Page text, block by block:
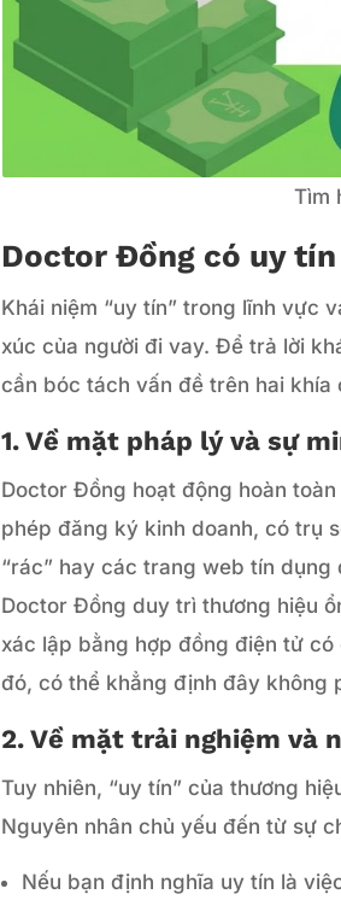
Tìm
Doctor Đồng có uy
Khái niệm “uy tín” trong lĩnh vực
xúc của người đi vay. Để trả lời
cần bóc tách vấn đề trên hai
1. Về mặt pháp lý và sự
Doctor Đồng hoạt động hoàn
phép đăng ký kinh doanh, có trụ
“rác” hay các trang web tín
Doctor Đồng duy trì thương hiệu
xác lập bằng hợp đồng điện tử
đó, có thể khẳng định đây không
2. Về mặt trải nghiệm và
Tuy nhiên, “uy tín” của thương
Nguyên nhân chủ yếu đến từ sự
Nếu bạn định nghĩa uy tín là